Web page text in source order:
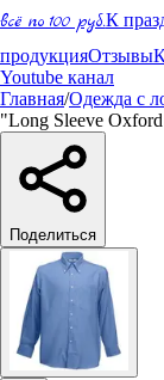
всё по 100 руб.К
продукцияОтзывы
Youtube канал
Главная/Одежда с
"Long Sleeve
Поделиться